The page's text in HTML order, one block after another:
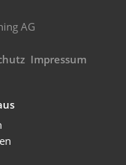
AG
Impressum